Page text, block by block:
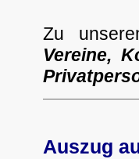
Zu
Vereine,
Auszug